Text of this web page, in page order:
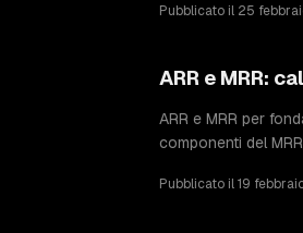
Pubblicato il 25
ARR e MRR:
ARR e MRR per
componenti del
Pubblicato il 19